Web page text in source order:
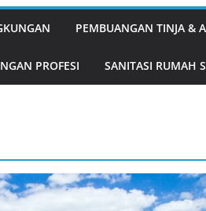
Pembangunan
PEMBUANGAN TINJA &
PROFESI SANITASI RUMAH